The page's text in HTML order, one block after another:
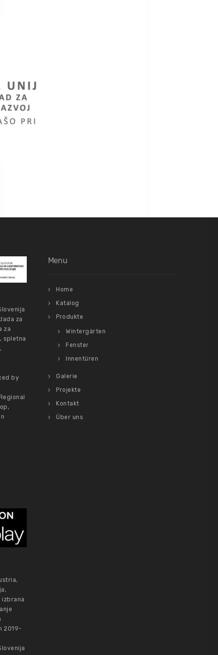
za
za
spletna
by
izbrana
2019-
Menu
Home
Katalog
Produkte
Wintergärten
Fenster
Innentüren
Galerie
Projekte
Kontakt
Über uns